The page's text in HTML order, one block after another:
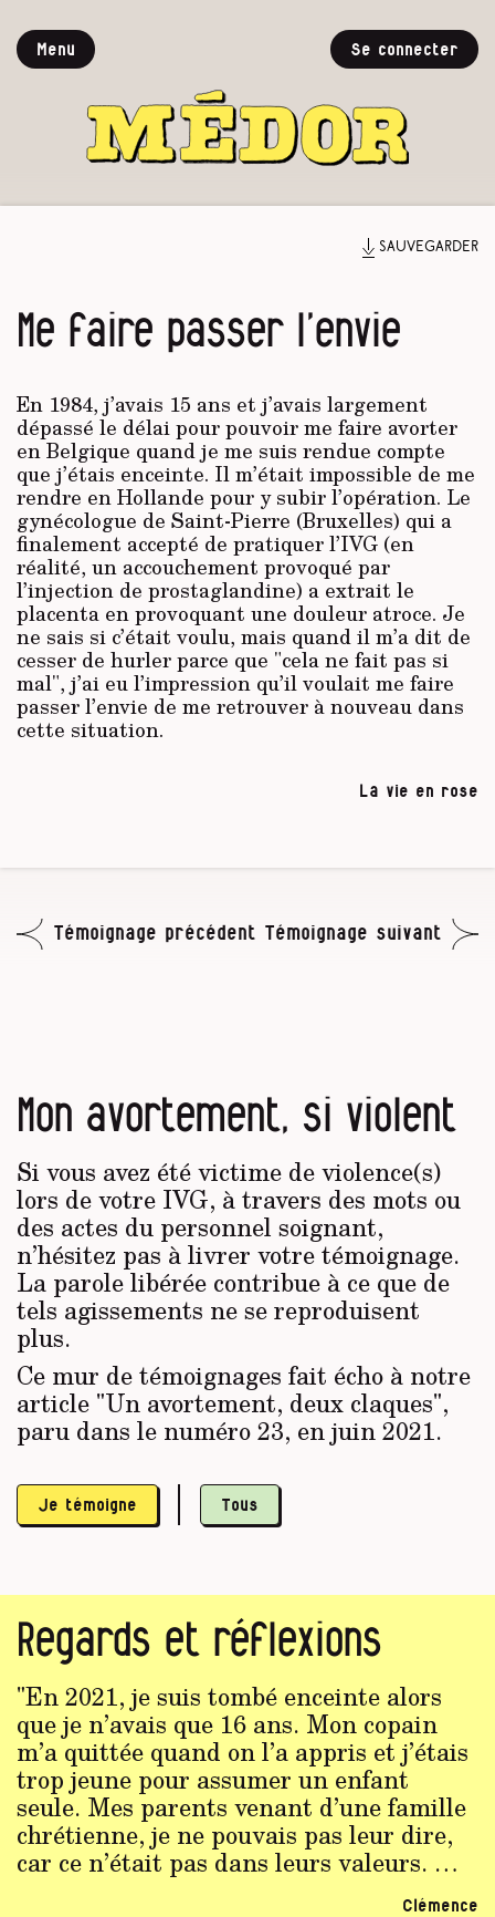
Menu Se connecter
Sauvegarder
Me faire passer l’envie
En 1984, j’avais 15 ans et j’avais largement
dépassé le délai pour pouvoir me faire avorter
en Belgique quand je me suis rendue compte
que j’étais enceinte. Il m’était impossible de me
rendre en Hollande pour y subir l’opération. Le
gynécologue de Saint-Pierre (Bruxelles) qui a
finalement accepté de pratiquer l’IVG (en
réalité, un accouchement provoqué par
l’injection de prostaglandine) a extrait le
placenta en provoquant une douleur atroce. Je
ne sais si c’était voulu, mais quand il m’a dit de
cesser de hurler parce que "cela ne fait pas si
mal", j’ai eu l’impression qu’il voulait me faire
passer l’envie de me retrouver à nouveau dans
cette situation.
La vie en rose
Témoignage précédent Témoignage suivant
Mon avortement, si violent
Si vous avez été victime de violence(s)
lors de votre IVG, à travers des mots ou
des actes du personnel soignant,
n’hésitez pas à livrer votre témoignage.
La parole libérée contribue à ce que de
tels agissements ne se reproduisent
plus.
Ce mur de témoignages fait écho à notre
article "Un avortement, deux claques",
paru dans le numéro 23, en juin 2021.
Je témoigne Tous
Regards et réflexions
"En 2021, je suis tombé enceinte alors
que je n’avais que 16 ans. Mon copain
m’a quittée quand on l’a appris et j’étais
trop jeune pour assumer un enfant
seule. Mes parents venant d’une famille
chrétienne, je ne pouvais pas leur dire,
car ce n’était pas dans leurs valeurs. …
Clémence